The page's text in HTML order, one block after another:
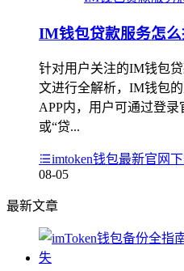
IM钱包贷款服务怎
针对用户关注的IM钱包
文进行全解析，IM钱包
APP内，用户可通过登录
或“贷...
imtoken钱包最新官网
08-05
最新文章